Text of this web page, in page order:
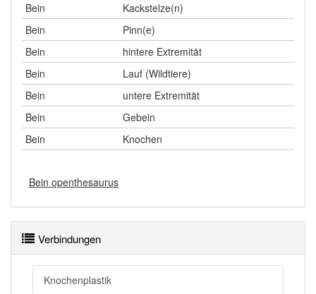
Bein
Kackstelze(n)
Bein
Pinn(e)
Bein
hintere Extremität
Bein
Lauf (Wildtiere)
Bein
untere Extremität
Bein
Gebein
Bein
Knochen
Bein openthesaurus
Verbindungen
Knochenplastik